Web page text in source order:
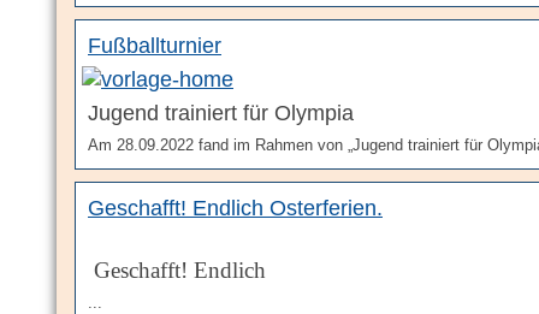
Fußballturnier
Jugend trainiert für Olympia
Am 28.09.2022 fand im Rahmen von „Jugend trainiert für
Geschafft! Endlich Osterferien.
Geschafft! Endlich
...